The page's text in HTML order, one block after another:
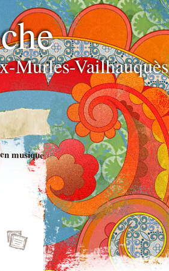
Murles-Vailhauquès
musique